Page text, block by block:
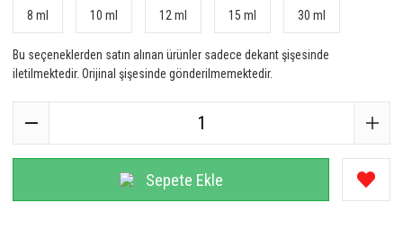
8 ml 10 ml 12 ml 15 ml 30 ml
Bu seçeneklerden satın alınan ürünler sadece dekant şişesinde
iletilmektedir. Orijinal şişesinde gönderilmemektedir.
Sepete Ekle